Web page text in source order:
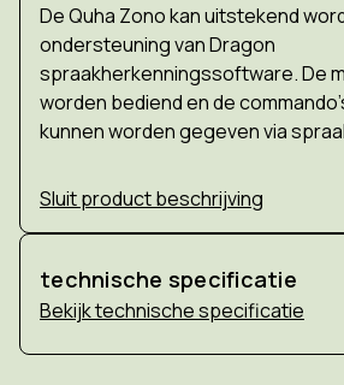
De Quha Zono kan uitstekend
ondersteuning van Dragon
spraakherkenningssoftware. De
worden bediend en de
kunnen worden gegeven via
Sluit product beschrijving
technische specificatie
technische specificatie